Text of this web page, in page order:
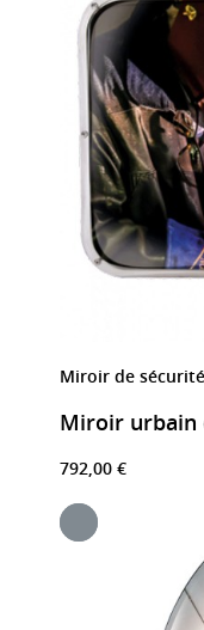
Miroir de sécurité
Miroir urbain
792,00 €